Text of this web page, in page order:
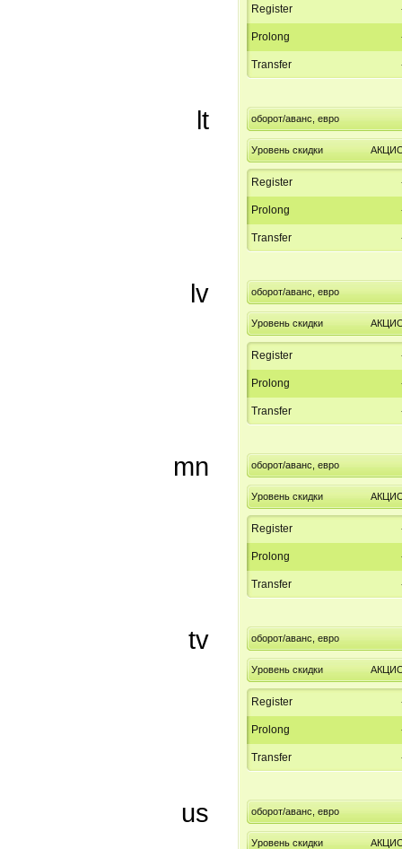
Register
Prolong
Transfer
lt оборот/аванс, евро
Уровень скидки
Register
Prolong
Transfer
lv оборот/аванс, евро
Уровень скидки
Register
Prolong
Transfer
mn оборот/аванс, евро
Уровень скидки
Register
Prolong
Transfer
tv оборот/аванс, евро
Уровень скидки
Register
Prolong
Transfer
us оборот/аванс, евро
Уровень скидки